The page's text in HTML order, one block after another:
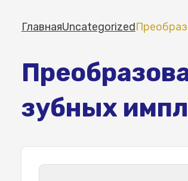
ГлавнаяUncategorized
зубных